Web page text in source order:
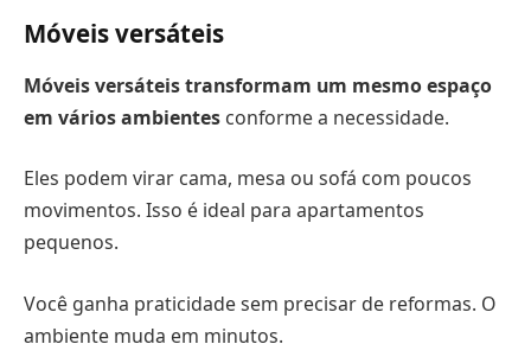
Móveis versáteis
Móveis versáteis transformam um mesmo espaço
em vários ambientes conforme a necessidade.
Eles podem virar cama, mesa ou sofá com poucos
movimentos. Isso é ideal para apartamentos
pequenos.
Você ganha praticidade sem precisar de reformas. O
ambiente muda em minutos.